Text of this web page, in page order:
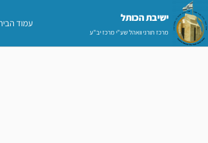
דילוג
לתוכן
ישיבת הכותל​
מרכז תורני וואהל שע"י מרכז יב"ע
עמוד